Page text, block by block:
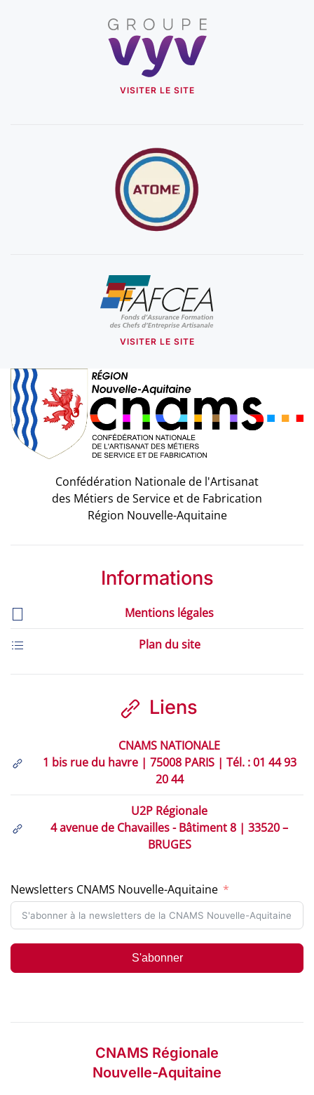
VISITER LE SITE
VISITER LE SITE
Confédération Nationale de l'Artisanat
des Métiers de Service et de Fabrication
Région Nouvelle-Aquitaine
Informations
Mentions légales
Plan du site
Liens
CNAMS NATIONALE
1 bis rue du havre | 75008 PARIS | Tél. : 01 44 93
20 44
U2P Régionale
4 avenue de Chavailles - Bâtiment 8 | 33520 –
BRUGES
Newsletters CNAMS Nouvelle-Aquitaine
S'abonner
CNAMS Régionale
Nouvelle-Aquitaine